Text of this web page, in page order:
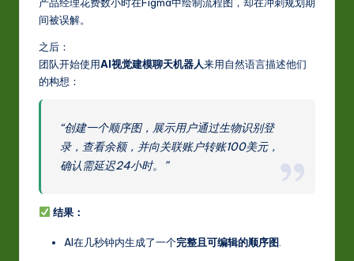
间被误解。
之后：
团队开始使用AI视觉建模聊天机器人来用自然语言描述他们
的构想：
“创建一个顺序图，展示用户通过生物识别登
录，查看余额，并向关联账户转账100美元，
确认需延迟24小时。”
结果：
AI在几秒钟内生成了一个完整且可编辑的顺序图